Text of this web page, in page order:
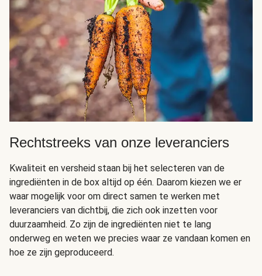
Rechtstreeks van onze leveranciers
Kwaliteit en versheid staan bij het selecteren van de
ingrediënten in de box altijd op één. Daarom kiezen we er
waar mogelijk voor om direct samen te werken met
leveranciers van dichtbij, die zich ook inzetten voor
duurzaamheid. Zo zijn de ingrediënten niet te lang
onderweg en weten we precies waar ze vandaan komen en
hoe ze zijn geproduceerd.